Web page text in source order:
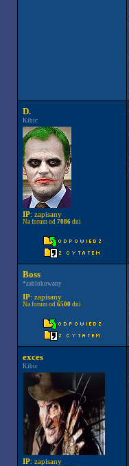
D.
Kibic
IP: zapisany
Na forum od 7086dni
Boss
*zablokowany
IP: zapisany
Na forum od 6500dni
exces
Kibic
IP: zapisany